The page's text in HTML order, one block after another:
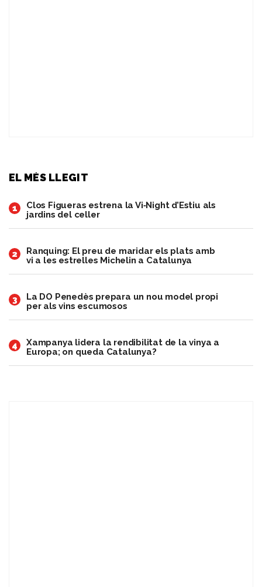
EL MÉS LLEGIT
1
Clos Figueras estrena la Vi‑Night d’Estiu als
jardins del celler
2
Ranquing: El preu de maridar els plats amb
vi a les estrelles Michelin a Catalunya
3
​La DO Penedès prepara un nou model propi
per als vins escumosos
4
Xampanya lidera la rendibilitat de la vinya a
Europa; on queda Catalunya?